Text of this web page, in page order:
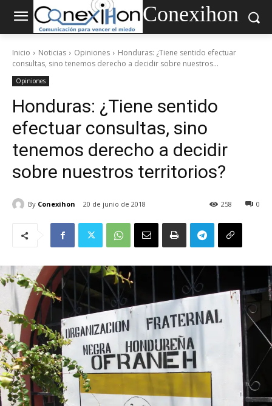
Conexihon
Inicio Noticias Opiniones
Honduras: ¿Tiene sentido efectuar
consultas, sino tenemos derecho a decidir sobre nuestros...
Opiniones
Honduras: ¿Tiene sentido
efectuar consultas, sino
tenemos derecho a decidir
sobre nuestros territorios?
By Conexihon 20 de junio de 2018 0
258